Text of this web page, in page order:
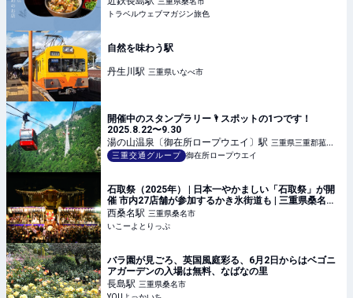
トラベルウェブマガジン旅色
自然を味わう駅
丹生川駅 三重県いなべ市
開催中のスタンプラリー🌂スポットの1つです！
2025.8.22〜9.30
湯の山温泉〔御在所ロープウエイ〕駅 三重県三重郡菰野
町三重交通グループ 御在所ロープウエイ
石取祭（2025年） | 日本一やかましい「石取祭」が開
催 市内27店舗が参加するかき氷街道も | 三重県桑名市 |
いこーよとりっぷ
西桑名駅 三重県桑名市
いこーよとりっぷ
バラ園が見ごろ、英国風庭彩る、6月2日からはベゴニ
アガーデンの入場は無料、なばなの里
長島駅 三重県桑名市